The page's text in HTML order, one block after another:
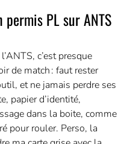
PL sur ANTS
c’est presque
de match : faut rester
et ne jamais perdre ses
papier d’identité,
dans la boite, comme
pour rouler. Perso, la